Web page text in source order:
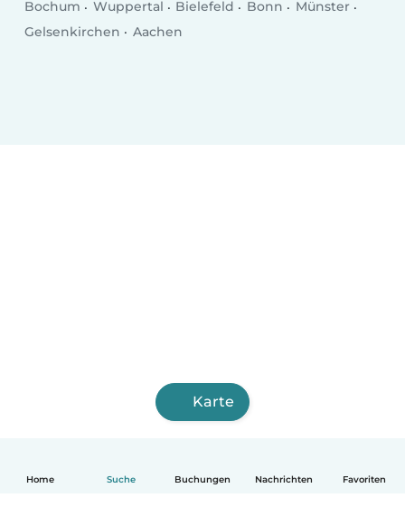
Home Suche Buchungen Nachrichten Favoriten
Bochum
Wuppertal Bielefeld Bonn
Münster
Gelsenkirchen
Aachen
Karte